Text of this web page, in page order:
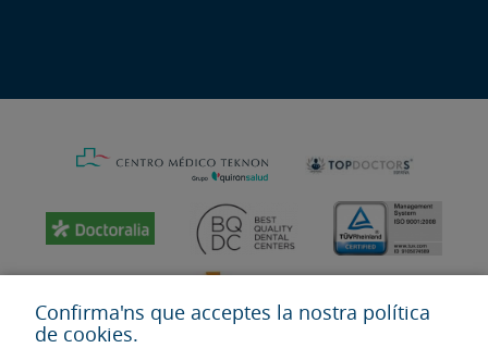
Confirma'ns que acceptes la nostra política
de cookies.